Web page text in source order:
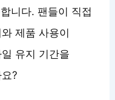
니다. 팬들이 직접
제품 사용이
유지 기간을
?